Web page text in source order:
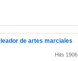
de artes marciales
Hits 1906